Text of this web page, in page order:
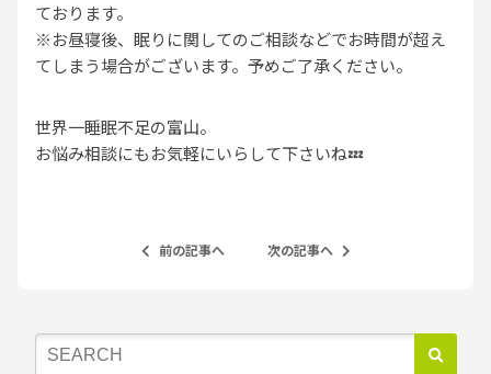
ております。
※お昼寝後、眠りに関してのご相談などでお時間が超え
てしまう場合がございます。予めご了承ください。
世界一睡眠不足の富山。
お悩み相談にもお気軽にいらして下さいね💤
前の記事へ 次の記事へ